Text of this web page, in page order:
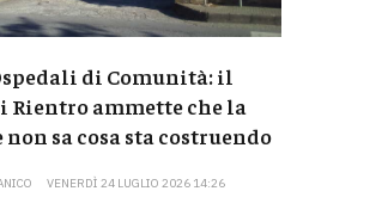
di Comunità: il
Rientro ammette che la
non sa cosa sta costruendo
VENERDÌ 24 LUGLIO 2026 14:26